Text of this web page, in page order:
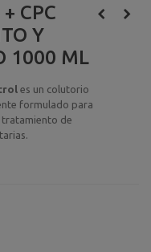
CPC
Y
1000 ML
es un colutorio
formulado para
de